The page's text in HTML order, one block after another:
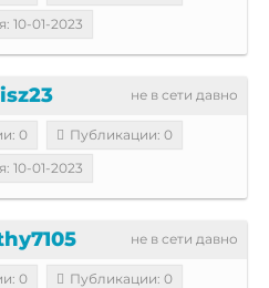
10-01-2023
не в сети давно
0
Публикации: 0
10-01-2023
не в сети давно
0
Публикации: 0